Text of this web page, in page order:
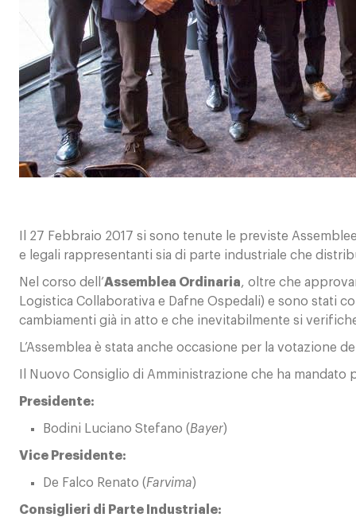
Il 27 Febbraio 2017 si sono tenute le previste
e legali rappresentanti sia di parte industriale che
Nel corso dell’Assemblea Ordinaria, oltre che
Logistica Collaborativa e Dafne Ospedali) e sono stati
cambiamenti già in atto e che inevitabilmente si
L’Assemblea è stata anche occasione per la votazione
Il Nuovo Consiglio di Amministrazione che ha mandato
Presidente:
Bodini Luciano Stefano (Bayer)
Vice Presidente:
De Falco Renato (Farvima)
Consiglieri di Parte Industriale: